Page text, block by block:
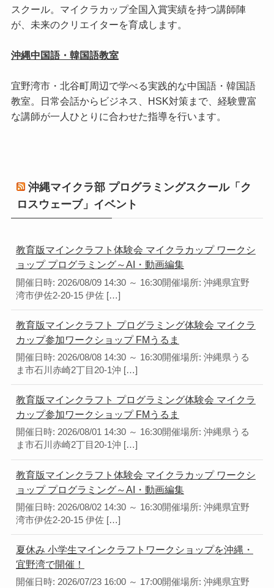
スクール。マイクラカップ全国入賞実績を持つ講師陣
が、未来のクリエイターを育成します。
沖縄中国語・韓国語教室
宜野湾市・北谷町周辺で学べる実践的な中国語・韓国語
教室。日常会話からビジネス、HSK対策まで、経験豊富
な講師が一人ひとりに合わせた指導を行います。
沖縄マイクラ部 プログラミングスクール「ク
ロスウェーブ」イベント
教育版マインクラフト体験会 マイクラカップ ワークシ
ョップ プログラミング～AI・動画編集
開催日時: 2026/08/09 14:30 ～ 16:30開催場所: 沖縄県宜野
湾市伊佐2-20-15 伊佐 […]
教育版マインクラフト プログラミング体験会 マイクラ
カップ参加ワークショップ FMうるま
開催日時: 2026/08/08 14:30 ～ 16:30開催場所: 沖縄県うる
ま市石川赤崎2丁目20-1沖 […]
教育版マインクラフト プログラミング体験会 マイクラ
カップ参加ワークショップ FMうるま
開催日時: 2026/08/01 14:30 ～ 16:30開催場所: 沖縄県うる
ま市石川赤崎2丁目20-1沖 […]
教育版マインクラフト体験会 マイクラカップ ワークシ
ョップ プログラミング～AI・動画編集
開催日時: 2026/08/02 14:30 ～ 16:30開催場所: 沖縄県宜野
湾市伊佐2-20-15 伊佐 […]
夏休み 小学生マインクラフトワークショップを沖縄・
宜野湾で開催！
開催日時: 2026/07/23 16:00 ～ 17:00開催場所: 沖縄県宜野